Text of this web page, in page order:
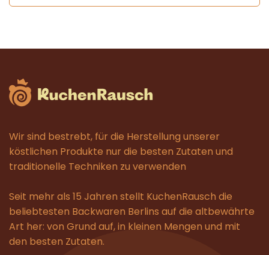
Wir sind bestrebt, für die Herstellung unserer
köstlichen Produkte nur die besten Zutaten und
traditionelle Techniken zu verwenden
Seit mehr als 15 Jahren stellt KuchenRausch die
beliebtesten Backwaren Berlins auf die altbewährte
Art her: von Grund auf, in kleinen Mengen und mit
den besten Zutaten.